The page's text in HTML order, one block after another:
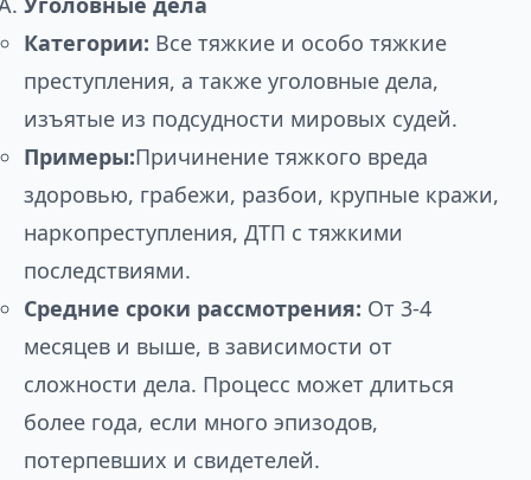
Категории: Все тяжкие и особо тяжкие
преступления, а также уголовные дела,
изъятые из подсудности мировых судей.
Примеры:Причинение тяжкого вреда
здоровью, грабежи, разбои, крупные кражи,
наркопреступления, ДТП с тяжкими
последствиями.
Средние сроки рассмотрения: От 3-4
месяцев и выше, в зависимости от
сложности дела. Процесс может длиться
более года, если много эпизодов,
потерпевших и свидетелей.